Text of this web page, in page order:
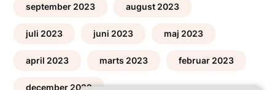
september 2023 august 2023
juli 2023 juni 2023 maj 2023
april 2023 marts 2023 februar 2023
december 2022